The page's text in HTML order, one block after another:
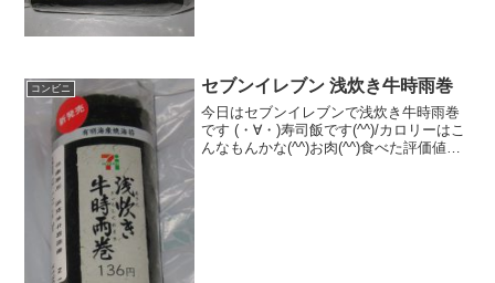
コンビニ セブンイレブン 浅炊き牛時雨巻
今日はセブンイレブンで浅炊き牛時雨巻
です (・∀・)寿司飯です(^^)/カロリーはこ
んなもんかな(^^)お肉(^^)食べた評価値